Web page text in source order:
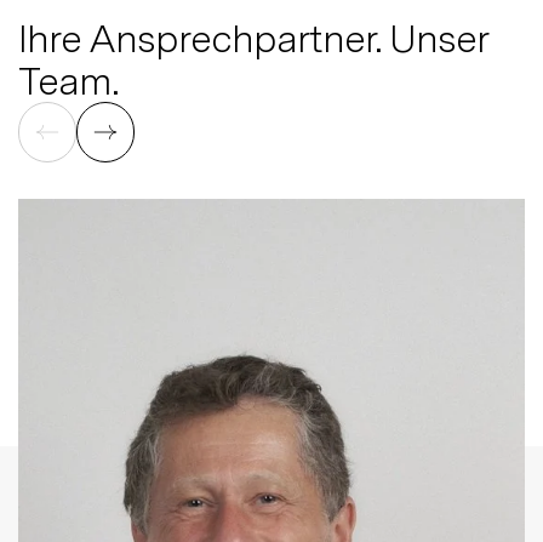
Ihre Ansprechpartner. Unser
Team.